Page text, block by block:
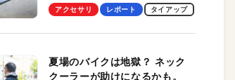
Ultra」を検証。学生、ビジネ
適！
アクセサリ レポート タイアップ
夏場のバイクは地獄？ ネック
クーラーが助けになるかも。